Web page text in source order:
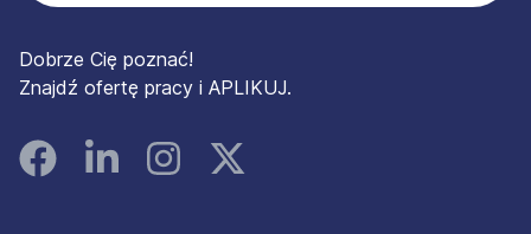
Dobrze Cię poznać!
Znajdź ofertę pracy i APLIKUJ.
FacebookLinked InInstagramInstagram